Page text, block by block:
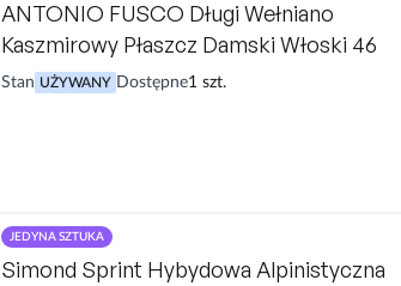
ANTONIO FUSCO Długi Wełniano
Kaszmirowy Płaszcz Damski Włoski 46
Stan UŻYWANY Dostępne1 szt.
JEDYNA SZTUKA
Simond Sprint Hybydowa Alpinistyczna